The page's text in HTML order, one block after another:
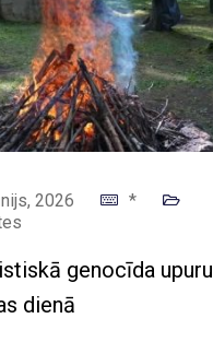
2026
*
genocīda upuru
dienā